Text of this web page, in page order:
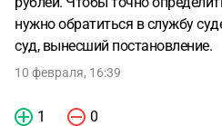
№3/6-4/2026 от 19.01.26. Остаток долга: 18 123р.
Причина: Постановление в
узнать по какому делу это?
нужно обратиться в службу
суд, вынесший постановление.
10 февраля, 16:39
1 0